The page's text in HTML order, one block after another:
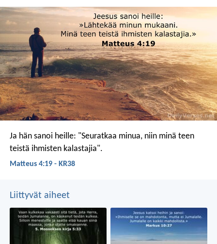
Ja hän sanoi heille: "Seuratkaa minua, niin minä teen
teistä ihmisten kalastajia".
Matteus 4:19 - KR38
Liittyvät aiheet